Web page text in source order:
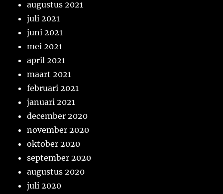
augustus 2021
juli 2021
juni 2021
mei 2021
april 2021
maart 2021
februari 2021
januari 2021
december 2020
november 2020
oktober 2020
september 2020
augustus 2020
juli 2020